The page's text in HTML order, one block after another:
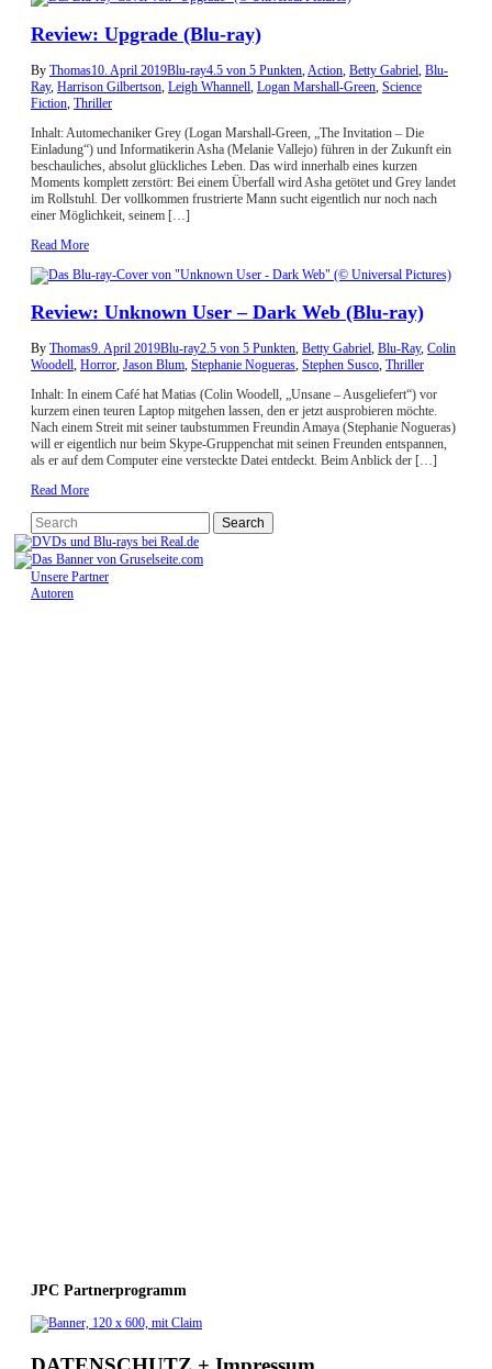
Review: Upgrade (Blu-ray)
By Thomas10. April 2019Blu-ray4.5 von 5 Punkten,Action, Betty Gabriel, Blu-
Ray, Harrison Gilbertson, Leigh Whannell, Logan Marshall-Green, Science
Fiction, Thriller
Inhalt: Automechaniker Grey (Logan Marshall-Green, „The Invitation – Die
Einladung“) und Informatikerin Asha (Melanie Vallejo) führen in der Zukunft ein
beschauliches, absolut glückliches Leben. Das wird innerhalb eines kurzen
Moments komplett zerstört: Bei einem Überfall wird Asha getötet und Grey landet
im Rollstuhl. Der vollkommen frustrierte Mann sucht eigentlich nur noch nach
einer Möglichkeit, seinem […]
Read More
Review: Unknown User – Dark Web (Blu-ray)
By Thomas9. April 2019Blu-ray2.5 von 5 Punkten Betty Gabriel Blu-Ray, Colin
Woodell Horror Jason Blum Stephanie Nogueras Stephen Susco Thriller
Inhalt: In einem Café hat Matias (Colin Woodell, „Unsane – Ausgeliefert“) vor
kurzem einen teuren Laptop mitgehen lassen, den er jetzt ausprobieren möchte.
Nach einem Streit mit seiner taubstummen Freundin Amaya (Stephanie Nogueras)
will er eigentlich nur beim Skype-Gruppenchat mit seinen Freunden entspannen,
als er auf dem Computer eine versteckte Datei entdeckt. Beim Anblick der […]
Read More
Unsere Partner
Autoren
JPC Partnerprogramm